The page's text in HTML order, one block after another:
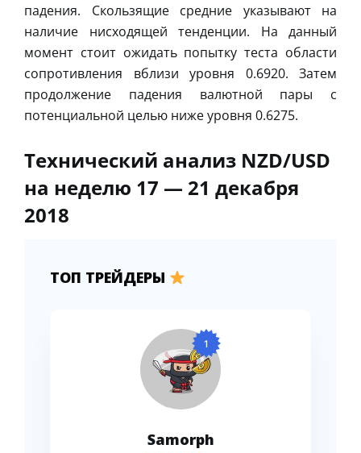
падения. Скользящие средние указывают на
наличие нисходящей тенденции. На данный
момент стоит ожидать попытку теста области
сопротивления вблизи уровня 0.6920. Затем
продолжение падения валютной пары с
потенциальной целью ниже уровня 0.6275.
Технический анализ NZD/USD
на неделю 17 — 21 декабря
2018
ТОП ТРЕЙДЕРЫ
1
Samorph